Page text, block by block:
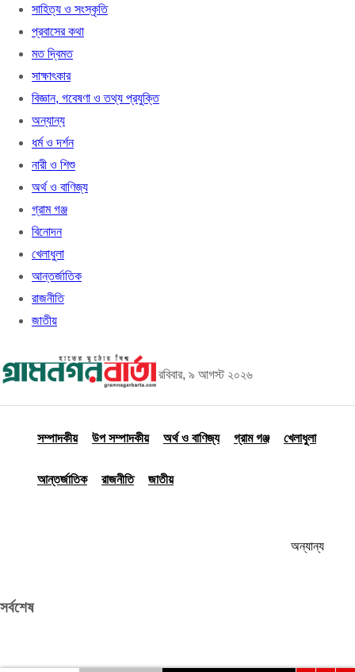
সাহিত্য ও সংস্কৃতি
প্রবাসের কথা
মত দ্বিমত
সাক্ষাৎকার
বিজ্ঞান, গবেষণা ও তথ্য প্রযুক্তি
অন্যান্য
ধর্ম ও দর্শন
নারী ও শিশু
অর্থ ও বাণিজ্য
গ্রাম গঞ্জ
বিনোদন
খেলাধুলা
আন্তর্জাতিক
রাজনীতি
জাতীয়
রবিবার, ৯ আগস্ট ২০২৬
সম্পাদকীয় উপ সম্পাদকীয় অর্থ ও বাণিজ্য গ্রাম গঞ্জ খেলাধুলা
আন্তর্জাতিক রাজনীতি জাতীয়
অন্যান্য
সর্বশেষ